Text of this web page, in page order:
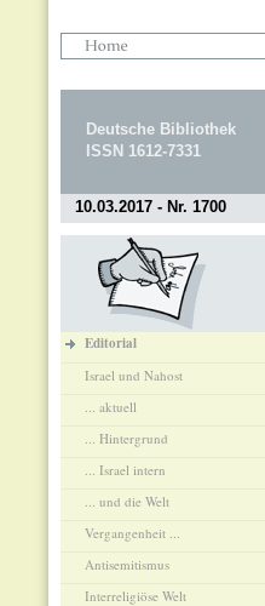
Deutsche Bibliothek
ISSN 1612-7331
10.03.2017 - Nr. 1700
Editorial
Israel und Nahost
... aktuell
... Hintergrund
... Israel intern
... und die Welt
Vergangenheit ...
Antisemitismus
Interreligiöse Welt